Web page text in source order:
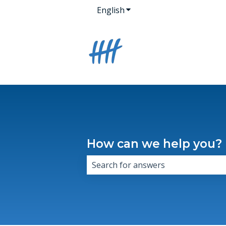
EnglishShow submenu for
How can we help you?